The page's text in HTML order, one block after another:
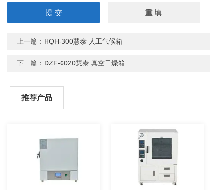
上一篇： HQH-300慧泰 人工气候箱
下一篇： DZF-6020慧泰 真空干燥箱
推荐产品